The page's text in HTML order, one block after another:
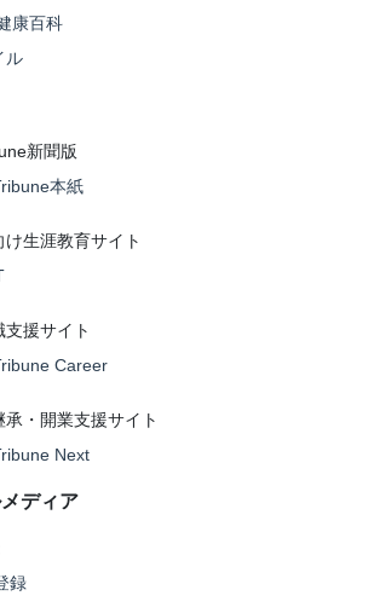
康百科
ル
新聞版
本紙
け生涯教育サイト
支援サイト
Career
承・開業支援サイト
Next
ディア
録